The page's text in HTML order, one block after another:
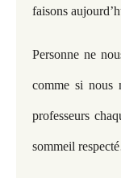
faisons
Personne ne
comme si nous
professeurs
sommeil